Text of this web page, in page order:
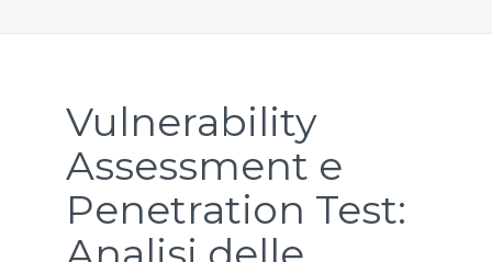
Vulnerability
Assessment e
Penetration Test: